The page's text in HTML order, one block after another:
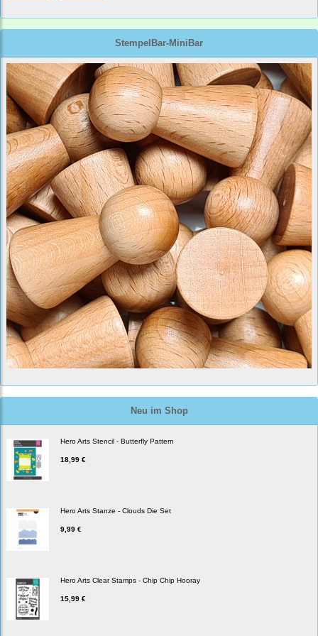
StempelBar-MiniBar
Neu im Shop
Hero Arts Stencil - Butterfly Pattern
18,99 €
Hero Arts Stanze - Clouds Die Set
9,99 €
Hero Arts Clear Stamps - Chip Chip Hooray
15,99 €